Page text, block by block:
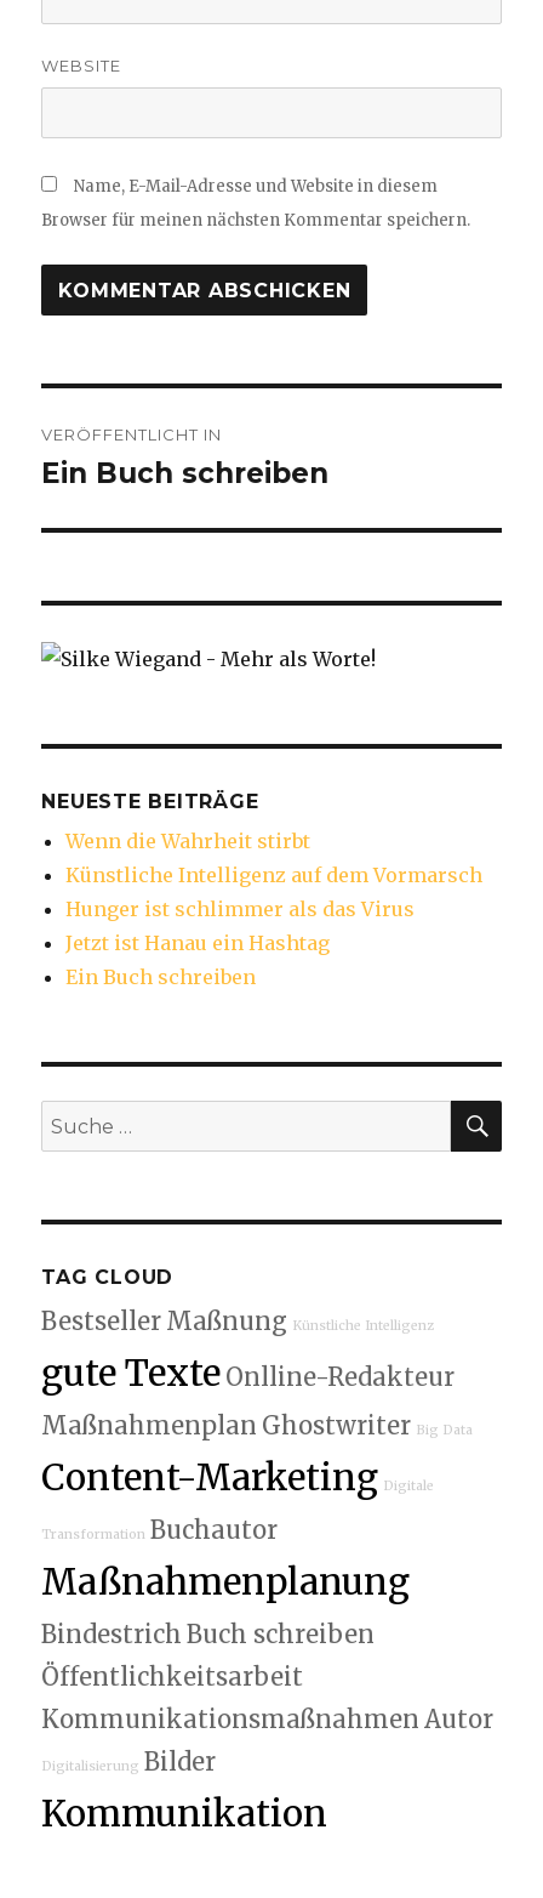
WEBSITE
Name, E-Mail-Adresse und Website in diesem
Browser für meinen nächsten Kommentar speichern.
Beitragsnavigation
VERÖFFENTLICHT IN
Ein Buch schreiben
NEUESTE BEITRÄGE
Wenn die Wahrheit stirbt
Künstliche Intelligenz auf dem Vormarsch
Hunger ist schlimmer als das Virus
Jetzt ist Hanau ein Hashtag
Ein Buch schreiben
Suche
nach:
TAG CLOUD
Bestseller Maßnung Künstliche Intelligenz
gute Texte Onlline-Redakteur
Maßnahmenplan Ghostwriter Big Data
Content-Marketing Digitale
Transformation Buchautor
Maßnahmenplanung
Bindestrich Buch schreiben
Öffentlichkeitsarbeit
Kommunikationsmaßnahmen Autor
Digitalisierung Bilder
Kommunikation